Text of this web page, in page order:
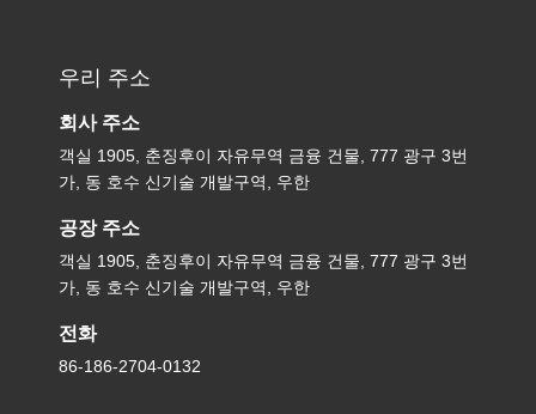
우리 주소
회사 주소
객실 1905, 춘징후이 자유무역 금융 건물, 777 광구 3번
가, 동 호수 신기술 개발구역, 우한
공장 주소
객실 1905, 춘징후이 자유무역 금융 건물, 777 광구 3번
가, 동 호수 신기술 개발구역, 우한
전화
86-186-2704-0132